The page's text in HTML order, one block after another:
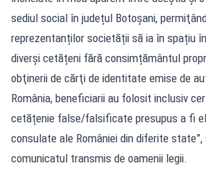
sediul social în județul Botoșani,
reprezentanților societății să ia în spațiu
diverşi cetățeni fără consimțământul
obţinerii de cărţi de identitate emise de
România, beneficiarii au folosit inclusiv
cetățenie false/falsificate presupus a fi
consulate ale României din diferite
comunicatul transmis de oamenii legii.